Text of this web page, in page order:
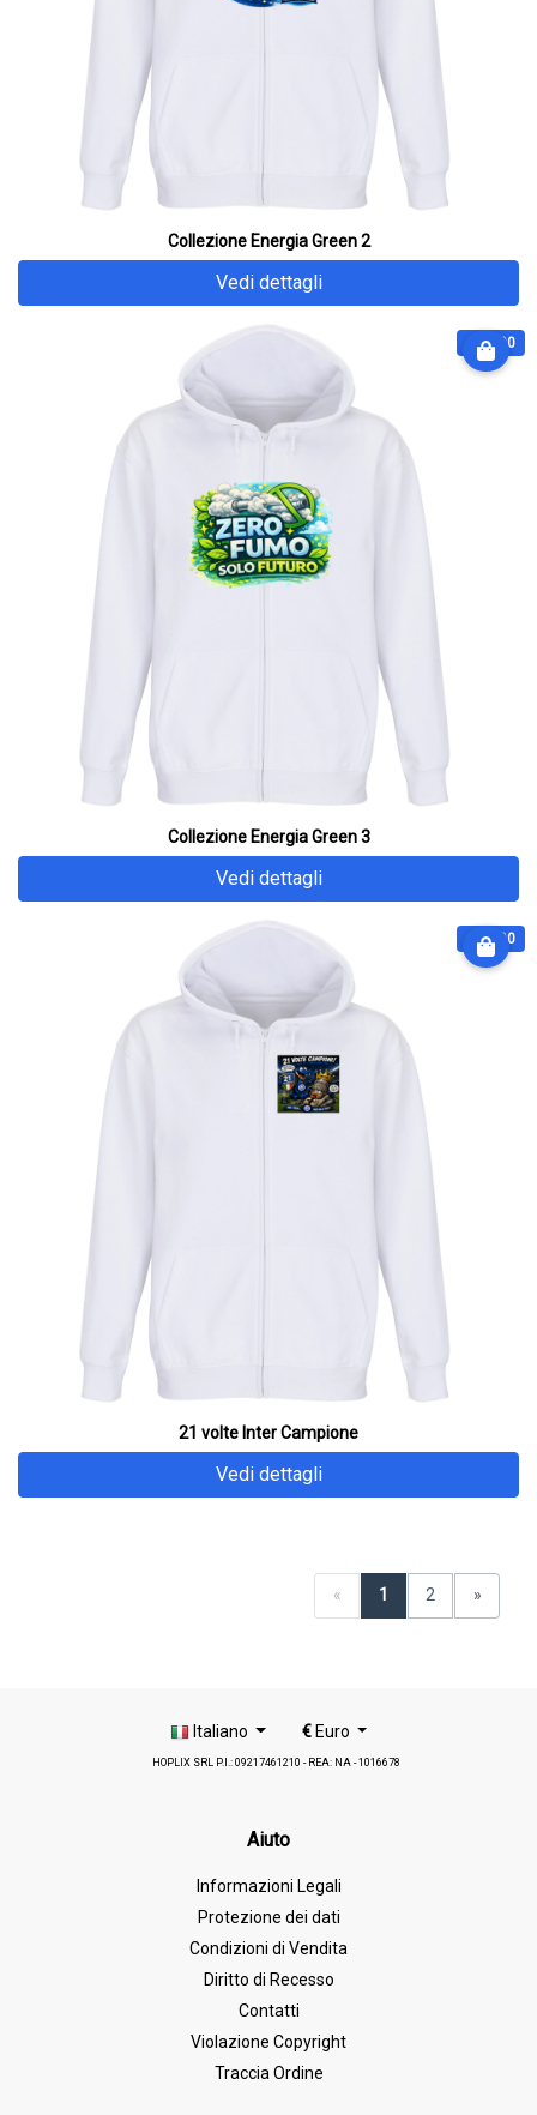
Collezione Energia Green 2
Vedi dettagli
€ 64.90
Collezione Energia Green 3
Vedi dettagli
€ 64.90
21 volte Inter Campione
Vedi dettagli
« 1 2 »
Italiano €Euro
HOPLIX SRL P.I.: 09217461210 - REA: NA - 1016678
Aiuto
Informazioni Legali
Protezione dei dati
Condizioni di Vendita
Diritto di Recesso
Contatti
Violazione Copyright
Traccia Ordine